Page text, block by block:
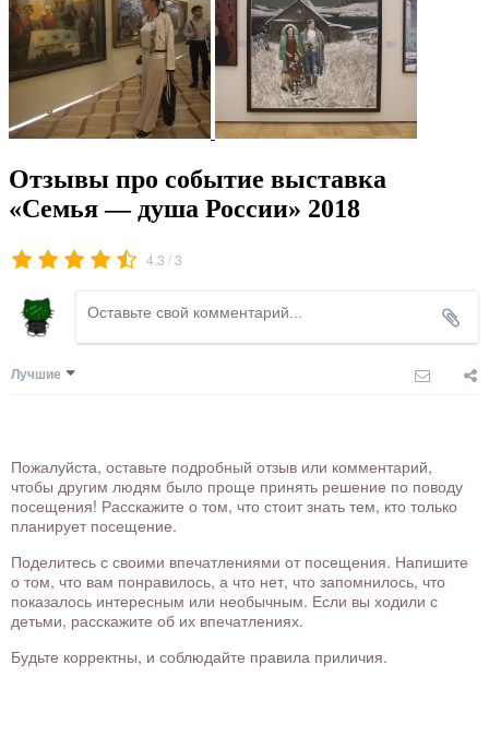
Отзывы про событие выставка
«Семья — душа России» 2018
4.3 /3
Лучшие
Пожалуйста, оставьте подробный отзыв или комментарий,
чтобы другим людям было проще принять решение по поводу
посещения! Расскажите о том, что стоит знать тем, кто только
планирует посещение.
Поделитесь с своими впечатлениями от посещения. Напишите
о том, что вам понравилось, а что нет, что запомнилось, что
показалось интересным или необычным. Если вы ходили с
детьми, расскажите об их впечатлениях.
Будьте корректны, и соблюдайте правила приличия.